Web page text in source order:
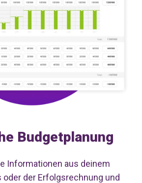
Budgetplanung
Informationen aus deinem
der Erfolgsrechnung und